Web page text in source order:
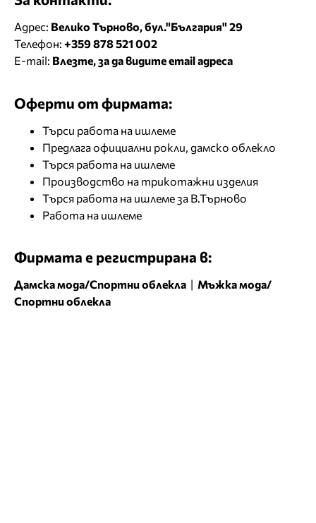
Адрес: Велико Търново, бул."България" 29
Телефон: +359 878 521 002
E-mail: Влезте, за да видите email адреса
Оферти от фирмата:
Търси работа на ишлеме
Предлага официални рокли, дамско облекло
Търся работа на ишлеме
Производство на трикотажни изделия
Търся работа на ишлеме за В.Търново
Работа на ишлеме
Фирмата е регистрирана в:
Дамска мода/Спортни облекла | Мъжка мода/
Спортни облекла